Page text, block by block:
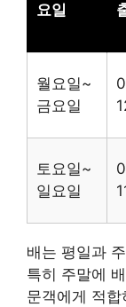
요일
월요일~
금요일
토요일~
일요일
배는 평일과
특히 주말에
문객에게 적합